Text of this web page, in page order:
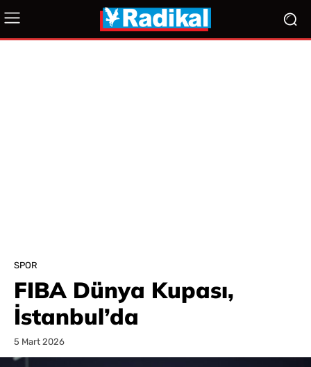
SPOR
FIBA Dünya Kupası,
İstanbul’da
5 Mart 2026